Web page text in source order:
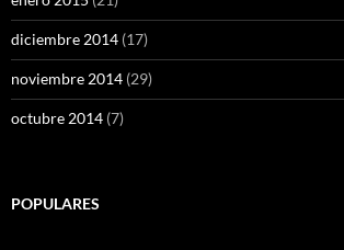
diciembre 2014 (17)
noviembre 2014 (29)
octubre 2014 (7)
POPULARES